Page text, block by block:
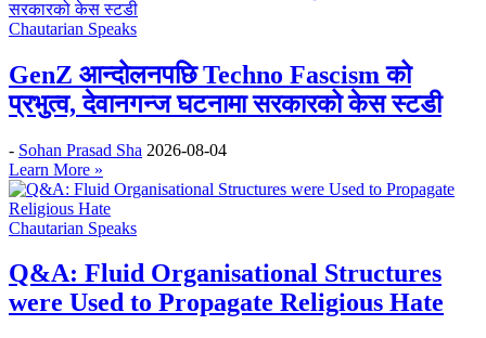
Chautarian Speaks
GenZ आन्दोलनपछि Techno Fascism को
प्रभुत्व, देवानगन्ज घटनामा सरकारको केस स्टडी
- Sohan Prasad Sha 2026-08-04
Learn More »
Chautarian Speaks
Q&A: Fluid Organisational Structures
were Used to Propagate Religious Hate